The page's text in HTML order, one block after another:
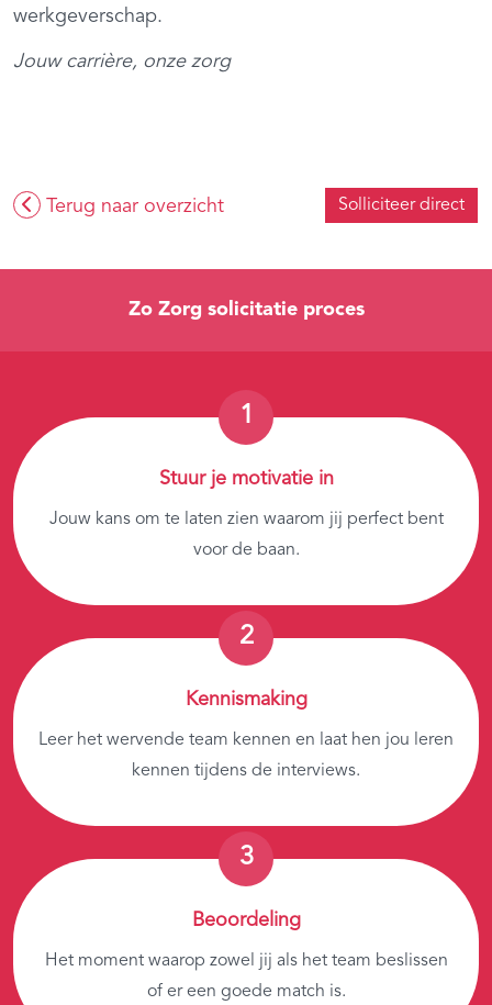
werkgeverschap.
Jouw carrière, onze zorg
Terug naar overzicht Solliciteer direct
Zo Zorg solicitatie proces
Stuur je motivatie in
Jouw kans om te laten zien waarom jij perfect bent
voor de baan.
Kennismaking
Leer het wervende team kennen en laat hen jou leren
kennen tijdens de interviews.
Beoordeling
Het moment waarop zowel jij als het team beslissen
of er een goede match is.